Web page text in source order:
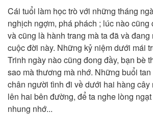
Cái tuổi làm học trò với những tháng
nghịch ngợm, phá phách ; lúc nào
và cũng là hành trang mà ta đã và
cuộc đời này. Những kỷ niệm dưới mái
Trinh ngày nào cũng đong đầy, bạn bè
sao mà thương mà nhớ. Những buổi
chân người tình đi về dưới hai hàng
lên hai bên đường, để ta nghe lòng
nhung nhớ...